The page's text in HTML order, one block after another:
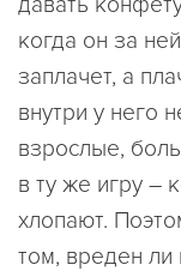
когда он за
заплачет, а
внутри у него
взрослые,
в ту же игру –
хлопают.
том, вреден ли